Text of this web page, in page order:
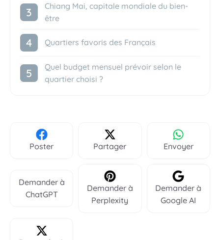
Chiang Mai, capitale mondiale du bien-
être
Quartiers favoris des Français
Quel budget mensuel prévoir selon le
quartier choisi ?
Poster Partager Envoyer
Demander à
ChatGPT
Demander à
Perplexity
Demander à
Google AI